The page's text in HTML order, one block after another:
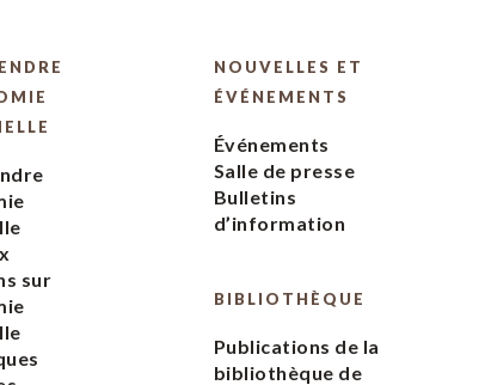
sur
NOUVELLES ET
ÉVÉNEMENTS
Événements
Salle de presse
Bulletins
d’information
BIBLIOTHÈQUE
Publications de la
bibliothèque de